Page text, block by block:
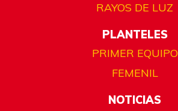
RAYOS DE LUZ
PLANTELES
PRIMER EQUIPO
FEMENIL
NOTICIAS